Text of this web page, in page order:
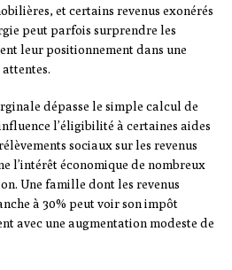
et certains revenus exonérés
peut parfois surprendre les
leur positionnement dans une
dépasse le simple calcul de
l’éligibilité à certaines aides
sociaux sur les revenus
l’intérêt économique de nombreux
Une famille dont les revenus
à 30% peut voir son impôt
avec une augmentation modeste de